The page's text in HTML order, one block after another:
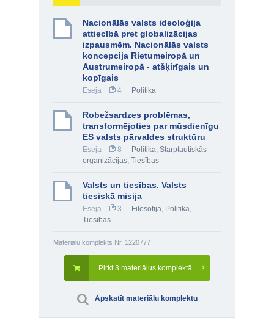
Nacionālās valsts ideoloģija
attiecībā pret globalizācijas
izpausmēm. Nacionālās valsts
koncepcija Rietumeiropā un
Austrumeiropā - atšķirīgais un
kopīgais
Eseja 4 Politika
Robežsardzes problēmas,
transformējoties par mūsdienīgu
ES valsts pārvaldes struktūru
Eseja 8 Politika, Starptautiskās
organizācijas, Tiesības
Valsts un tiesības. Valsts
tiesiskā misija
Eseja 3 Filosofija, Politika,
Tiesības
Materiālu komplekts Nr. 1220777
Pirkt 3 materiālus komplektā
Apskatīt materiālu komplektu